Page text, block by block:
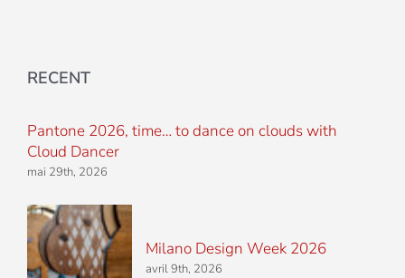
RECENT
Pantone 2026, time… to dance on clouds with
Cloud Dancer
mai 29th, 2026
Milano Design Week 2026
avril 9th, 2026